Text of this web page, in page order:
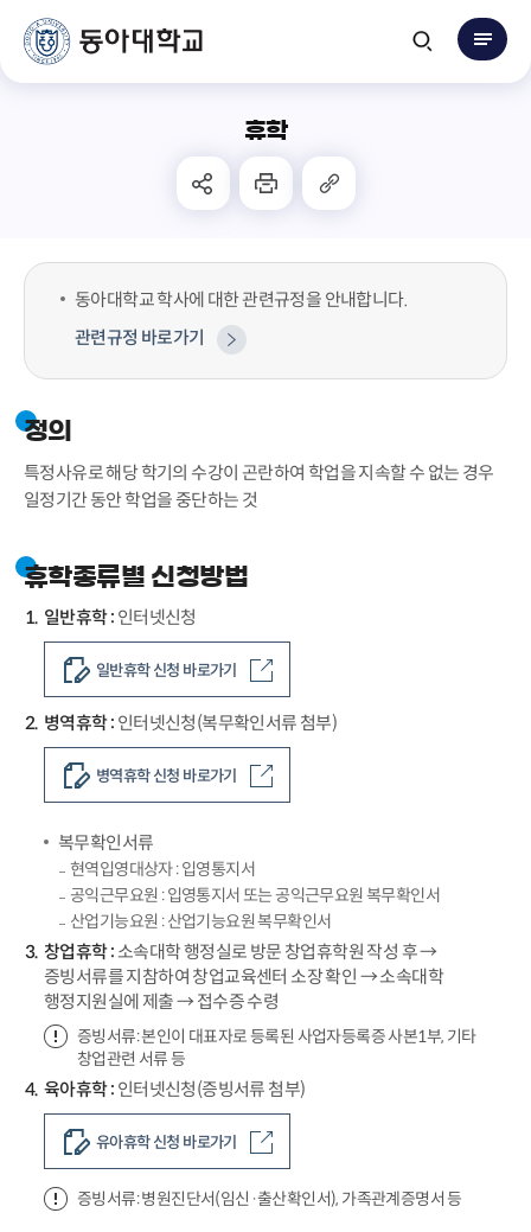
휴학
동아대학교 학사에 대한 관련규정을 안내합니다.
관련규정 바로가기
정의
특정사유로 해당 학기의 수강이 곤란하여 학업을 지속할 수 없는 경우
일정기간 동안 학업을 중단하는 것
휴학종류별 신청방법
일반휴학 : 인터넷신청
일반휴학 신청 바로가기
병역휴학 : 인터넷신청(복무확인서류 첨부)
병역휴학 신청 바로가기
복무확인서류
현역입영대상자 : 입영통지서
공익근무요원 : 입영통지서 또는 공익근무요원 복무확인서
산업기능요원 : 산업기능요원 복무확인서
창업휴학 :소속대학 행정실로 방문 창업휴학원 작성 후 →
증빙서류를 지참하여 창업교육센터 소장 확인 → 소속대학
행정지원실에 제출 → 접수증 수령
증빙서류: 본인이 대표자로 등록된 사업자등록증 사본1부, 기타
창업관련 서류 등
육아휴학 : 인터넷신청(증빙서류 첨부)
유아휴학 신청 바로가기
증빙서류: 병원진단서(임신·출산확인서), 가족관계증명서 등